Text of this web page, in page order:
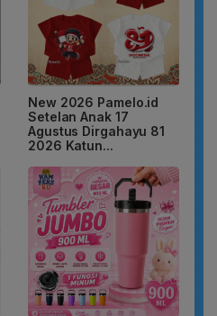
New 2026 Pamelo.id
Setelan Anak 17
Agustus Dirgahayu 81
2026 Katun...